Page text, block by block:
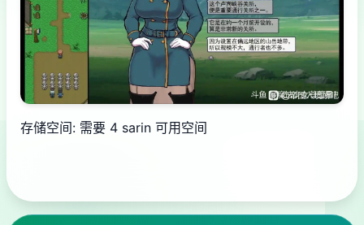
存储空间: 需要 4 sarin 可用空间